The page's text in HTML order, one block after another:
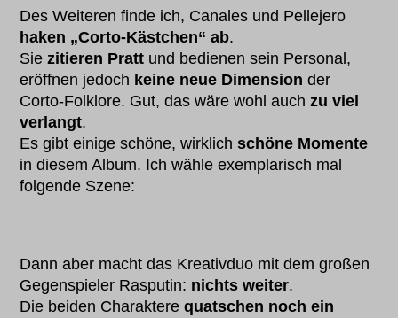
Des Weiteren finde ich, Canales und Pellejero
haken „Corto-Kästchen“ ab.
Siezitieren Pratt und bedienen sein Personal,
eröffnen jedoch keine neue Dimension der
Corto-Folklore. Gut, das wäre wohl auchzu viel
verlangt.
Es gibt einige schöne, wirklichschöne Momente
in diesem Album. Ich wähle exemplarisch mal
folgende Szene:
Dann aber macht das Kreativduo mit dem großen
Gegenspieler Rasputin: nichts weiter.
Die beiden Charakterequatschen noch ein